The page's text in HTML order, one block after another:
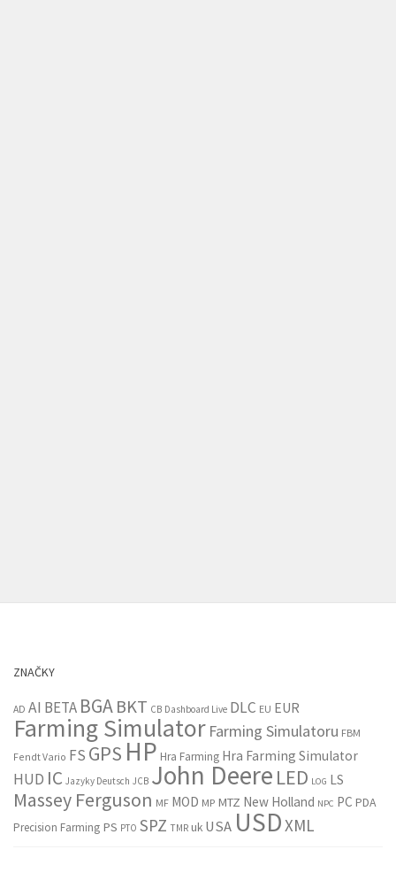
ZNAČKY
AD AI BETA BGABKT CB Dashboard Live DLC EU EUR
Farming Simulator Farming Simulatoru FBM
Fendt Vario FS GPS HP Hra Farming Hra Farming Simulator
HUD IC Jazyky Deutsch JCB John Deere LED LOG LS
Massey Ferguson MF MOD MP MTZ New Holland NPC PC PDA
Precision Farming PS PTO SPZ TMR uk USA USDXML